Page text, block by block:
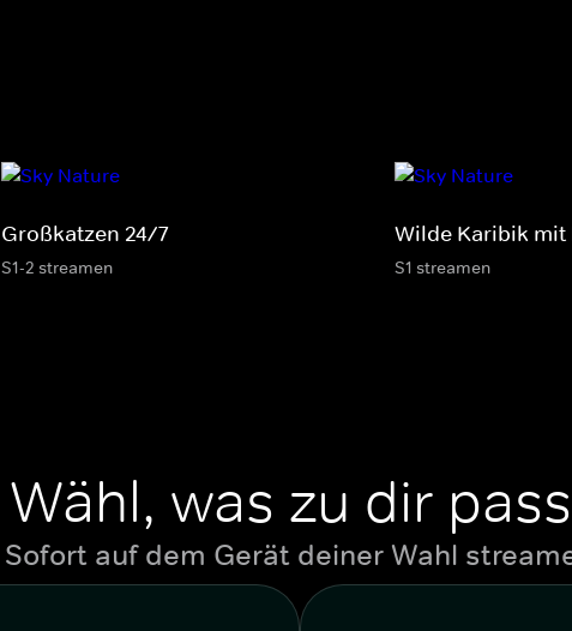
Großkatzen 24/7
S1-2 streamen
Wilde Karibik mit
S1 streamen
Wähl, was zu dir
Sofort auf dem Gerät deiner Wahl